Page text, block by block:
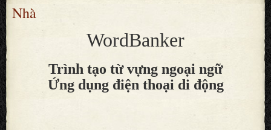
Nhà
WordBanker
Trình tạo từ vựng ngoại ngữ
Ứng dụng điện thoại di động